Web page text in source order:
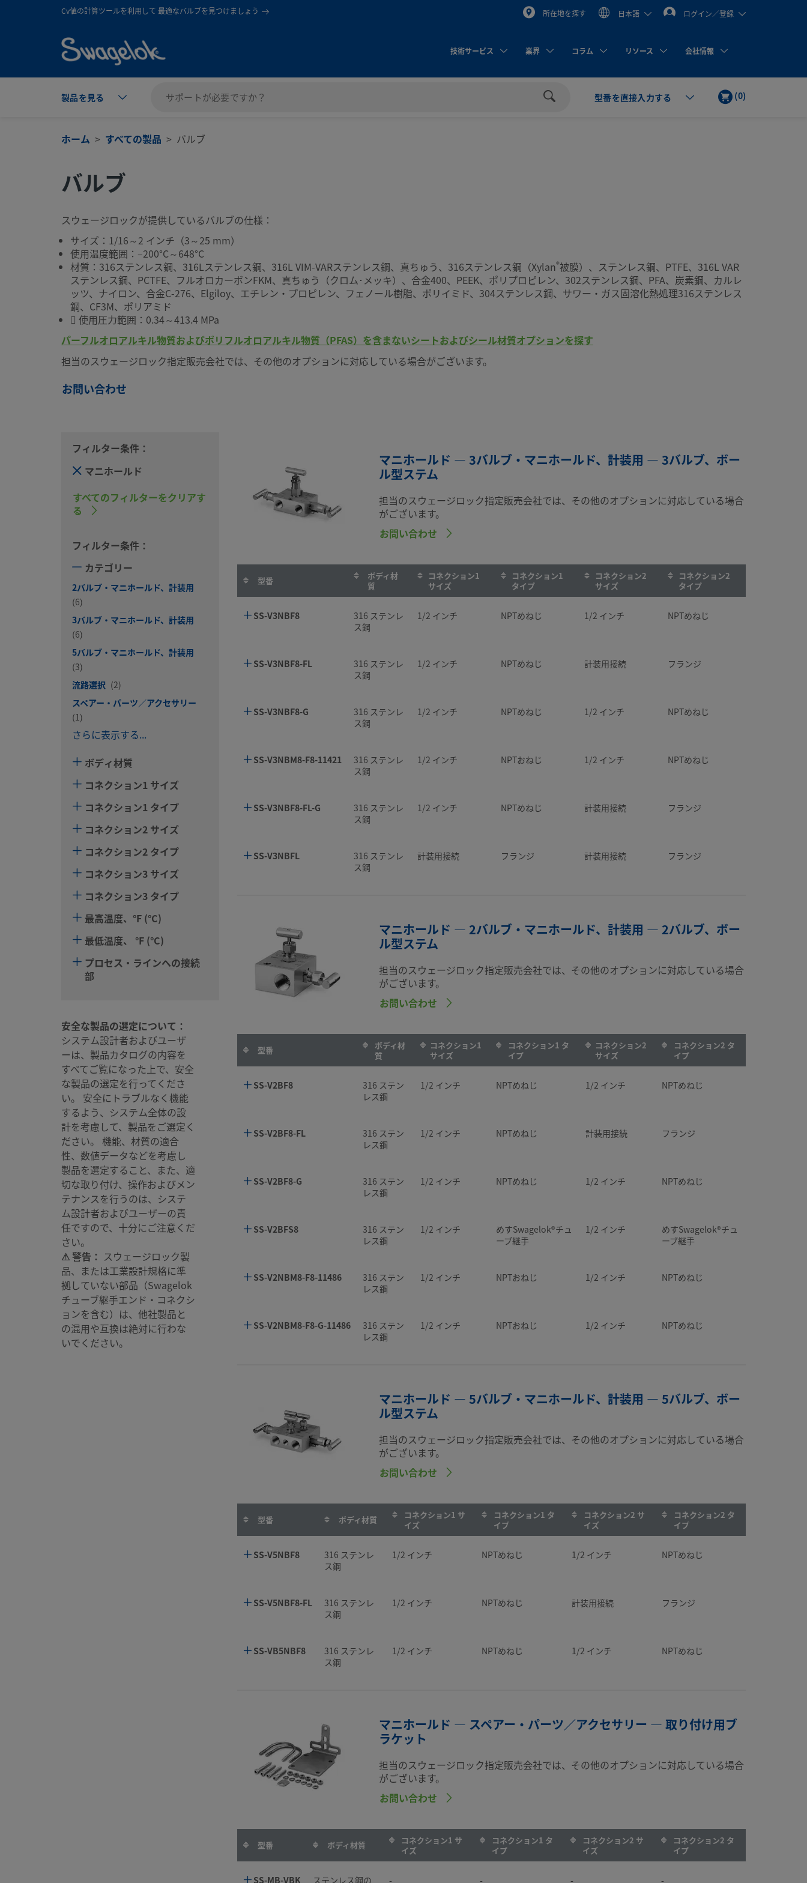
text.skipToContent
text.skipToNavigationCv値の計算ツールを利用して 最適なバルブを見つけましょう 所在地を探す 日本語 ログイン／登録
技術サービス 業界 コラム リソース 会社情報
製品を見る 型番を直接入力する
カ
(0)
ホーム すべての製品 バルブ
バルブ
スウェージロックが提供しているバルブの仕様：
サイズ：1/16～2 インチ（3～25 mm）
使用温度範囲：–200°C～648°C
材質：316ステンレス鋼、316Lステンレス鋼、316L VIM-VARステンレス鋼、真ちゅう、316ステンレス鋼（Xylan®被膜）、ステンレス鋼、PTFE、316L VAR
ステンレス鋼、PCTFE、フルオロカーボンFKM、真ちゅう（クロム･メッキ）、合金400、PEEK、ポリプロピレン、302ステンレス鋼、PFA、炭素鋼、カルレ
ッツ、ナイロン、合金C-276、Elgiloy、エチレン・プロピレン、フェノール樹脂、ポリイミド、304ステンレス鋼、サワー・ガス固溶化熱処理316ステンレス
鋼、CF3M、ポリアミド
 使用圧力範囲：0.34～413.4 MPa
パーフルオロアルキル物質およびポリフルオロアルキル物質（PFAS）を含まないシートおよびシール材質オプションを探す
担当のスウェージロック指定販売会社では、その他のオプションに対応している場合がございます。
お問い合わせ
フィルター条件：
マニホールド
すべてのフィルターをクリアす
る
フィルター条件：
カテゴリー
2バルブ・マニホールド、計装用
(6)
3バルブ・マニホールド、計装用
(6)
5バルブ・マニホールド、計装用
(3)
流路選択 (2)
スペアー・パーツ／アクセサリー
(1)
さらに表示する...
ボディ材質
コネクション1 サイズ
コネクション1 タイプ
コネクション2 サイズ
コネクション2 タイプ
コネクション3 サイズ
コネクション3 タイプ
最高温度、°F (°C)
最低温度、 °F (°C)
プロセス・ラインへの接続
部
安全な製品の選定について：
システム設計者およびユーザ
ーは、製品カタログの内容を
すべてご覧になった上で、安全
な製品の選定を行ってくださ
い。 安全にトラブルなく機能
するよう、システム全体の設
計を考慮して、製品をご選定く
ださい。 機能、材質の適合
性、数値データなどを考慮し
製品を選定すること、また、適
切な取り付け、操作およびメン
テナンスを行うのは、システ
ム設計者およびユーザーの責
任ですので、十分にご注意くだ
さい。
⚠ 警告： スウェージロック製
品、または工業設計規格に準
拠していない部品（Swagelok
チューブ継手エンド・コネクシ
ョンを含む）は、他社製品と
の混用や互換は絶対に行わな
いでください。
マニホールド — 3バルブ・マニホールド、計装用 — 3バルブ、ボー
ル型ステム
担当のスウェージロック指定販売会社では、その他のオプションに対応している場合
がございます。
お問い合わせ
型番
ボディ材
質
コネクション1
サイズ
コネクション1
タイプ
コネクション2
サイズ
コネクション2
タイプ
SS-V3NBF8
316 ステンレ
ス鋼
1/2 インチ NPTめねじ 1/2 インチ NPTめねじ
SS-V3NBF8-FL
316 ステンレ
ス鋼
1/2 インチ NPTめねじ 計装用接続 フランジ
SS-V3NBF8-G
316 ステンレ
ス鋼
1/2 インチ NPTめねじ 1/2 インチ NPTめねじ
SS-V3NBM8-F8-11421
316 ステンレ
ス鋼
1/2 インチ NPTおねじ 1/2 インチ NPTめねじ
SS-V3NBF8-FL-G
316 ステンレ
ス鋼
1/2 インチ NPTめねじ 計装用接続 フランジ
SS-V3NBFL
316 ステンレ
ス鋼
計装用接続 フランジ 計装用接続 フランジ
マニホールド — 2バルブ・マニホールド、計装用 — 2バルブ、ボー
ル型ステム
担当のスウェージロック指定販売会社では、その他のオプションに対応している場合
がございます。
お問い合わせ
型番
ボディ材
質
コネクション1
サイズ
コネクション1 タ
イプ
コネクション2
サイズ
コネクション2 タ
イプ
SS-V2BF8
316 ステン
レス鋼
1/2 インチ NPTめねじ 1/2 インチ NPTめねじ
SS-V2BF8-FL
316 ステン
レス鋼
1/2 インチ NPTめねじ 計装用接続 フランジ
SS-V2BF8-G
316 ステン
レス鋼
1/2 インチ NPTめねじ 1/2 インチ NPTめねじ
SS-V2BFS8
316 ステン
レス鋼
1/2 インチ
めすSwagelok®チュ
ーブ継手
1/2 インチ
めすSwagelok®チュ
ーブ継手
SS-V2NBM8-F8-11486
316 ステン
レス鋼
1/2 インチ NPTおねじ 1/2 インチ NPTめねじ
SS-V2NBM8-F8-G-11486
316 ステン
レス鋼
1/2 インチ NPTおねじ 1/2 インチ NPTめねじ
マニホールド — 5バルブ・マニホールド、計装用 — 5バルブ、ボー
ル型ステム
担当のスウェージロック指定販売会社では、その他のオプションに対応している場合
がございます。
お問い合わせ
型番 ボディ材質
コネクション1 サ
イズ
コネクション1 タ
イプ
コネクション2 サ
イズ
コネクション2 タ
イプ
SS-V5NBF8
316 ステンレ
ス鋼
1/2 インチ NPTめねじ 1/2 インチ NPTめねじ
SS-V5NBF8-FL
316 ステンレ
ス鋼
1/2 インチ NPTめねじ 計装用接続 フランジ
SS-VB5NBF8
316 ステンレ
ス鋼
1/2 インチ NPTめねじ 1/2 インチ NPTめねじ
マニホールド — スペアー・パーツ／アクセサリー — 取り付け用ブ
ラケット
担当のスウェージロック指定販売会社では、その他のオプションに対応している場合
がございます。
お問い合わせ
型番 ボディ材質
コネクション1 サ
イズ
コネクション1 タ
イプ
コネクション2 サ
イズ
コネクション2 タ
イプ
SS-MB-VBK
ステンレス鋼の
- - - -